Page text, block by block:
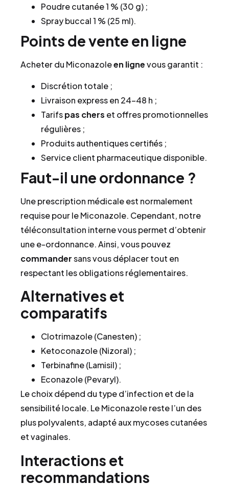
Poudre cutanée 1 % (30 g) ;
Spray buccal 1 % (25 ml).
Points de vente en ligne
Acheter du Miconazoleen lignevous garantit :
Discrétion totale ;
Livraison express en 24–48 h ;
Tarifspas chers et offres promotionnelles
régulières ;
Produits authentiques certifiés ;
Service client pharmaceutique disponible.
Faut-il une ordonnance ?
Une prescription médicale est normalement
requise pour le Miconazole. Cependant, notre
téléconsultation interne vous permet d’obtenir
une e-ordonnance. Ainsi, vous pouvez
commandersans vous déplacer tout en
respectant les obligations réglementaires.
Alternatives et
comparatifs
Clotrimazole (Canesten) ;
Ketoconazole (Nizoral) ;
Terbinafine (Lamisil) ;
Econazole (Pevaryl).
Le choix dépend du type d’infection et de la
sensibilité locale. Le Miconazole reste l’un des
plus polyvalents, adapté aux mycoses cutanées
et vaginales.
Interactions et
recommandations